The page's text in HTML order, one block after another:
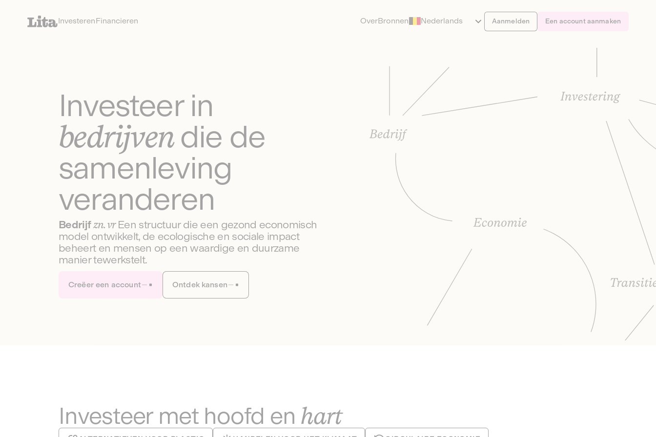
InvesterenFinancieren OverBronnen Nederlands Aanmelden Een account aanmaken
Investeer in
bedrijvendie de
samenleving
veranderen
Bedrijfzn. vrEen structuur die een gezond economisch
model ontwikkelt, de ecologische en sociale impact
beheert en mensen op een waardige en duurzame
manier tewerkstelt.
Creëer een account Ontdek kansen
Investeer met hoofd en hart